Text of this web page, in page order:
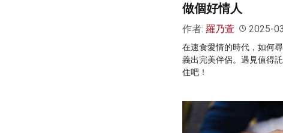
做個好情人
作者: 羅乃萱 2025-
在速食愛情的時代，如何
義出完美伴侶。遇見值得
住吧！